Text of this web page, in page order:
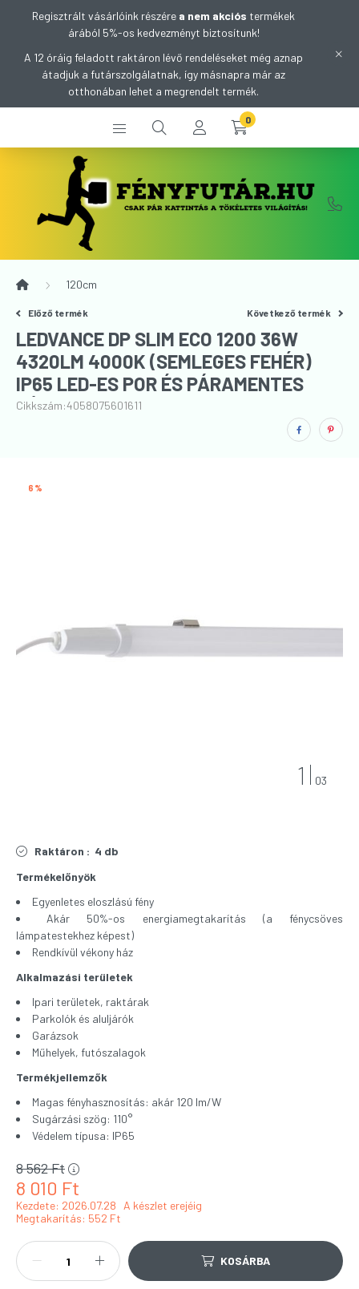
Regisztrált vásárlóink részére a nem akciós termékek
árából 5%-os kedvezményt biztosítunk!
A 12 óráig feladott raktáron lévő rendeléseket még aznap
átadjuk a futárszolgálatnak, így másnapra már az
otthonában lehet a megrendelt termék.
0
120cm
Előző termék Következő termék
LEDVANCE DP SLIM ECO 1200 36W
4320LM 4000K (SEMLEGES FEHÉR)
IP65 LED-ES POR ÉS PÁRAMENTES
LÁMPATEST (120 CM)
Cikkszám:4058075601611
6
1 03
Raktáron : 4 db
Termékelőnyök
Egyenletes eloszlású fény
Akár 50%-os energiamegtakarítás (a fénycsöves
lámpatestekhez képest)
Rendkívül vékony ház
Alkalmazási területek
Ipari területek, raktárak
Parkolók és aluljárók
Garázsok
Műhelyek, futószalagok
Termékjellemzők
Magas fényhasznosítás: akár 120 lm/W
Sugárzási szög: 110°
Védelem típusa: IP65
8 010 Ft
8 562Ft
Kezdete: 2026.07.28
A készlet erejéig
Megtakarítás 552 Ft
KOSÁRBA